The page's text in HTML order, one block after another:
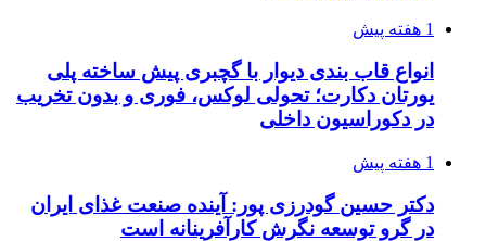
1 هفته پیش
انواع قاب بندی دیوار با گچبری پیش ساخته پلی
یورتان دکارت؛ تحولی لوکس، فوری و بدون تخریب
در دکوراسیون داخلی
1 هفته پیش
دکتر حسین گودرزی پور: آینده صنعت غذای ایران
در گرو توسعه نگرش کارآفرینانه است